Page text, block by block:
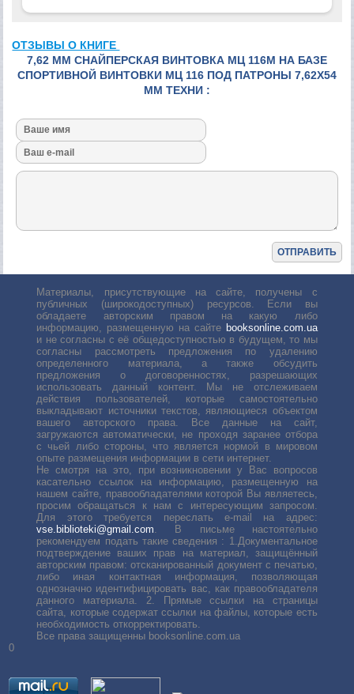
ОТЗЫВЫ О КНИГЕ
7,62 ММ СНАЙПЕРСКАЯ ВИНТОВКА МЦ 116М НА БАЗЕ
СПОРТИВНОЙ ВИНТОВКИ МЦ 116 ПОД ПАТРОНЫ 7,62Х54
ММ ТЕХНИ :
Материалы, присутствующие на сайте, получены с
публичных (широкодоступных) ресурсов. Если вы
обладаете авторским правом на какую либо
информацию, размещенную на сайте booksonline.com.ua
и не согласны с её общедоступностью в будущем, то мы
согласны рассмотреть предложения по удалению
определенного материала, а также обсудить
предложения о договоренностях, разрешающих
использовать данный контент. Мы не отслеживаем
действия пользователей, которые самостоятельно
выкладывают источники текстов, являющиеся объектом
вашего авторского права. Все данные на сайт,
загружаются автоматически, не проходя заранее отбора
с чьей либо стороны, что является нормой в мировом
опыте размещения информации в сети интернет.
Не смотря на это, при возникновении у Вас вопросов
касательно ссылок на информацию, размещенную на
нашем сайте, правообладателями которой Вы являетесь,
просим обращаться к нам с интересующим запросом.
Для этого требуется переслать е-mail на адрес:
vse.biblioteki@gmail.com. В письме настоятельно
рекомендуем подать такие сведения : 1.Документальное
подтверждение ваших прав на материал, защищённый
авторским правом: отсканированный документ с печатью,
либо иная контактная информация, позволяющая
однозначно идентифицировать вас, как правообладателя
данного материала. 2. Прямые ссылки на страницы
сайта, которые содержат ссылки на файлы, которые есть
необходимость откорректировать.
Все права защищенны booksonline.com.ua
0